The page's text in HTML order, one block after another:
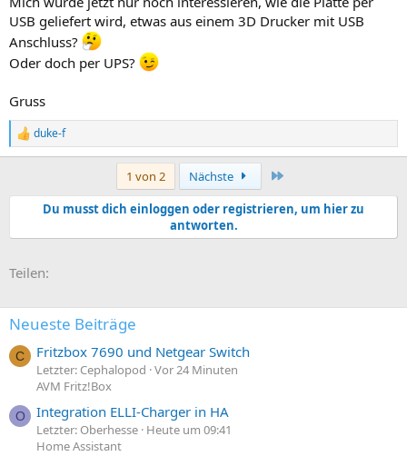
USB geliefert wird, etwas aus einem 3D Drucker mit USB
Anschluss?
Oder doch per UPS?
Gruss
R
e
t
n
n
duke-f
1 von 2 Nächste
Du musst dich einloggen oder registrieren, um hier zu
antworten.
Teilen:
Neueste Beiträge
C Fritzbox 7690 und Netgear Switch
Letzter: Cephalopod Vor 24 Minuten
AVM Fritz!Box
O Integration ELLI-Charger in HA
Letzter: Oberhesse Heute um 09:41
Home Assistant